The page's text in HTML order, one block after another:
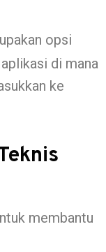
opsi
di mana
ke
membantu